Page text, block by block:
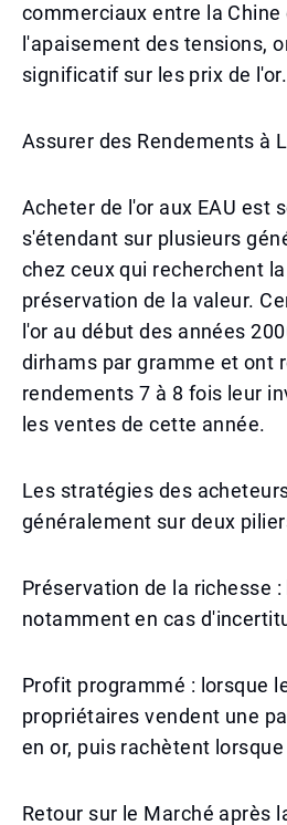
commerciaux entre la
l'apaisement des tensions,
significatif sur les prix de l'or.
Assurer des Rendements à
Acheter de l'or aux EAU est
s'étendant sur plusieurs
chez ceux qui recherchent
préservation de la valeur.
l'or au début des années
dirhams par gramme et ont
rendements 7 à 8 fois leur
les ventes de cette année.
Les stratégies des
généralement sur deux
Préservation de la richesse
notamment en cas
Profit programmé : lorsque
propriétaires vendent une
en or, puis rachètent
Retour sur le Marché après